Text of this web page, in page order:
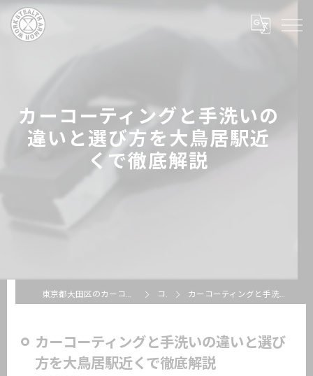
カーコーティングと手洗いの
違いと選び方を大鳥居駅近
くで徹底解説
東京都大田区のカーコーティングならSTEALTH ARMOR WORKS コラム カーコーティングと手洗いの違いと選び方を大鳥居駅近くで徹底解説
カーコーティングと手洗いの違いと選び
方を大鳥居駅近くで徹底解説